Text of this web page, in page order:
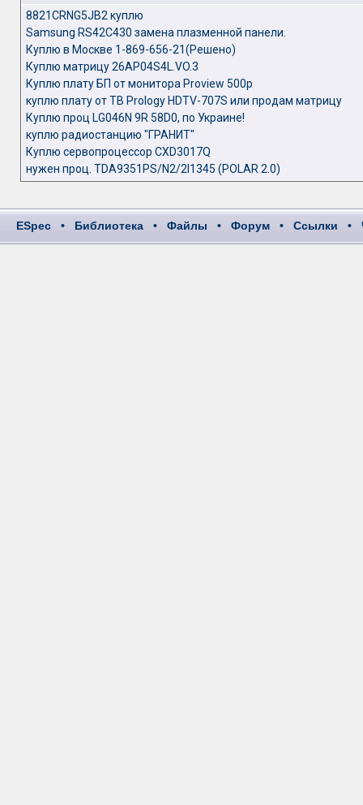
8821CRNG5JB2 куплю
Samsung RS42C430 замена плазменной панели.
Куплю в Москве 1-869-656-21(Решено)
Куплю матрицу 26AP04S4L.VO.3
Куплю плату БП от монитора Proview 500p
куплю плату от ТВ Prology HDTV-707S или продам матрицу
Куплю проц LG046N 9R 58D0, по Украине!
куплю радиостанцию "ГРАНИТ"
Куплю сервопроцессор CXD3017Q
нужен проц. TDA9351PS/N2/2I1345 (POLAR 2.0)
ESpec • Библиотека • Файлы • Форум • Ссылки •